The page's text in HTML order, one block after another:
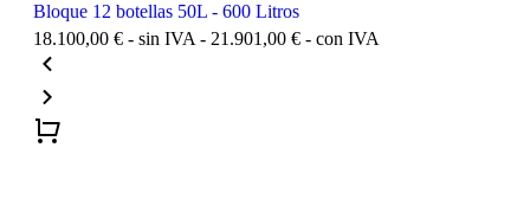
Bloque 12 botellas 50L - 600 Litros
18.100,00 € - sin IVA - 21.901,00 € - con IVA